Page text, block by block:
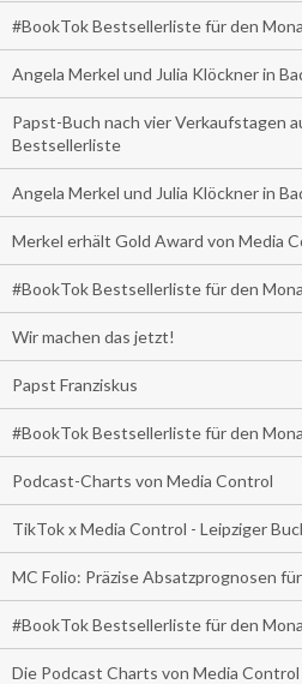
#BookTok Bestsellerliste für den
Angela Merkel und Julia Klöckner in
Papst-Buch nach vier Verkaufstagen
Bestsellerliste
Angela Merkel und Julia Klöckner in
Merkel erhält Gold Award von Media
#BookTok Bestsellerliste für den
Wir machen das jetzt!
Papst Franziskus
#BookTok Bestsellerliste für den
Podcast-Charts von Media Control
TikTok x Media Control - Leipziger
MC Folio: Präzise Absatzprognosen
#BookTok Bestsellerliste für den
Die Podcast Charts von Media Control